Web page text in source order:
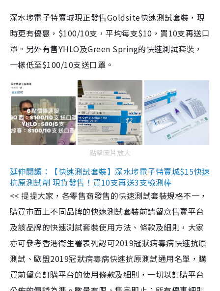
深水埗電子特賣城現正發售Goldsite快速測試套裝，現
時更有優惠，$100/10支，平均每支$10，買10支再送口
罩。另外有售YHLO及Green Spring的快速測試套裝，
一樣低至$100/10支送口罩。
點擊圖片放大
延伸閱讀：【快速測試套裝】深水埗電子特賣城$15快速
抗原測試劑 現貨發售！買10支再送3支檢測棒
<< 提提大家，各零售商發售的快速測試套裝規格不一，
購買市面上不同品牌的快速測試套裝前請留意售賣平台
及該品牌的快速測試套裝使用方法、條款及細則，大家
亦可參考香港衞生署表列認可2019冠狀病毒病快速抗原
測試、歐盟2019冠狀病毒病快速抗原測試通用名單，購
買前留意訂購平台的使用條款及細則，一切以訂購平台